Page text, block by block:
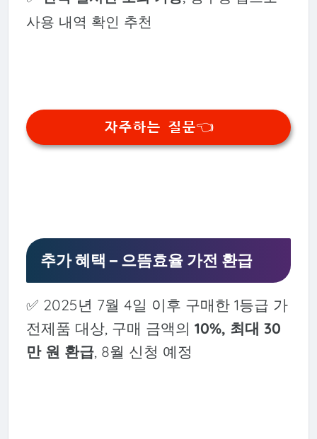
사용 내역 확인 추천
자주하는 질문👈
추가 혜택 – 으뜸효율 가전 환급
✅ 2025년 7월 4일 이후 구매한 1등급 가
전제품 대상, 구매 금액의 10%, 최대 30
만 원 환급, 8월 신청 예정